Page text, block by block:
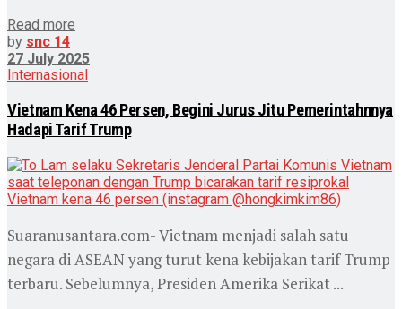
Read more
by snc 14
27 July 2025
Internasional
Vietnam Kena 46 Persen, Begini Jurus Jitu Pemerintahnnya
Hadapi Tarif Trump
Suaranusantara.com- Vietnam menjadi salah satu
negara di ASEAN yang turut kena kebijakan tarif Trump
terbaru. Sebelumnya, Presiden Amerika Serikat ...